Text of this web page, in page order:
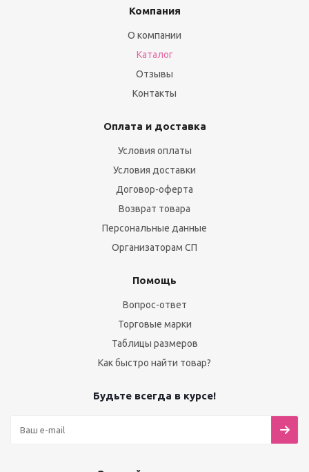
Компания
О компании
Каталог
Отзывы
Контакты
Оплата и доставка
Условия оплаты
Условия доставки
Договор-оферта
Возврат товара
Персональные данные
Организаторам СП
Помощь
Вопрос-ответ
Торговые марки
Таблицы размеров
Как быстро найти товар?
Будьте всегда в курсе!